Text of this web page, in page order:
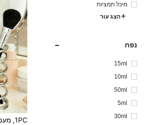
מיכל תמציות
הצג עור
נפח
15ml
10ml
50ml
5ml
30ml